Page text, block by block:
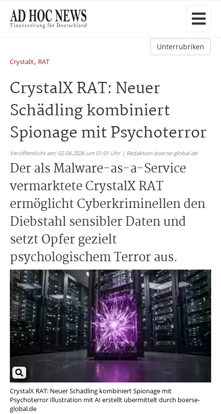
Unterrubriken
CrystalX, RAT
CrystalX RAT: Neuer
Schädling kombiniert
Spionage mit Psychoterror
Veröffentlicht am: 02.04.2026 um 01:01 Uhr | Redaktion boerse-global.de
Der als Malware-as-a-Service
vermarktete CrystalX RAT
ermöglicht Cyberkriminellen den
Diebstahl sensibler Daten und
setzt Opfer gezielt
psychologischem Terror aus.
CrystalX RAT: Neuer Schädling kombiniert Spionage mit
Psychoterror Illustration mit AI erstellt übermittelt durch boerse-
global.de